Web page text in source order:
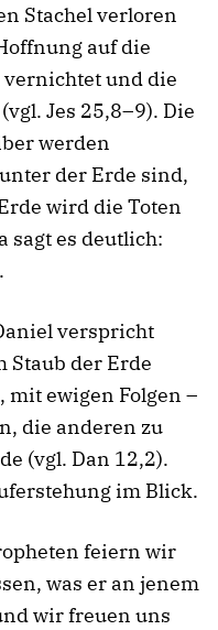
Stachel verloren
auf die
und die
Jes 25,8–9). Die
werden
der Erde sind,
wird die Toten
sagt es deutlich:
verspricht
Staub der Erde
mit ewigen Folgen –
die anderen zu
(vgl. Dan 12,2).
im Blick.
feiern wir
was er an jenem
wir freuen uns